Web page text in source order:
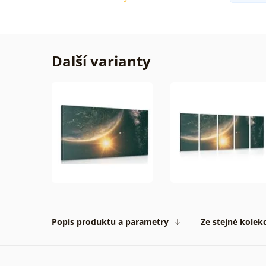
Další varianty
Popis produktu a parametry Ze stejné